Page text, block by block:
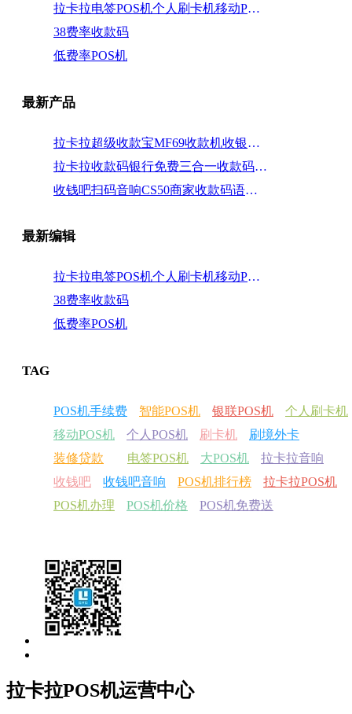
拉卡拉电签POS机个人刷卡机移动POS机
38费率收款码
低费率POS机
最新产品
拉卡拉超级收款宝MF69收款机收银机商家收款码语音播报
拉卡拉收款码银行免费三合一收款码支付宝收款码银联云闪付个人收款码微信商家收款码二维码支付
收钱吧扫码音响CS50商家收款码语音播报音箱收银机收款音响
最新编辑
拉卡拉电签POS机个人刷卡机移动POS机
38费率收款码
低费率POS机
TAG
POS机手续费 智能POS机 银联POS机
个人刷卡机
移动POS机
个人POS机 刷卡机
刷境外卡
装修贷款
电签POS机 大POS机
拉卡拉音响
收钱吧
收钱吧音响 POS机排行榜
拉卡拉POS机
POS机办理
POS机价格 POS机免费送
拉卡拉POS机运营中心